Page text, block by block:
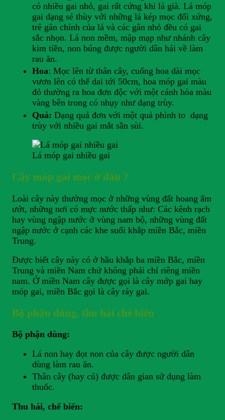
có nhiều gai nhỏ, gai rất cứng khi lá già. Lá móp
gai dạng sẻ thùy với những lá kép mọc đối xứng,
trê gân chính của lá và các gân nhỏ đều có gai
sắc nhọn. Lá non mềm, mập mạp như nhánh cây
kim tiền, non búng được người dân hái về làm
rau ăn.
Hoa: Mọc lên từ thân cây, cuống hoa dài mọc
vươn lên có thể dai tới 50cm, hoa móp gai màu
đỏ thường ra hoa đơn độc với một cánh hòa màu
vàng bên trong có nhụy như dạng trùy.
Quả: Dạng quả đơn với một quả phình to dạng
trùy với nhiều gai mắt sần sùi.
Lá móp gai nhiều gai
Cây móp gai mọc ở đâu ?
Loài cây này thường mọc ở những vùng đất hoang ẩm
ướt, những nơi có mực nước thấp như: Các kênh rạch
hay vùng ngập nước ở vùng nam bộ, những vùng đất
ngập nước ở cạnh các khe suối khắp miền Bắc, miền
Trung.
Được biết cây này có ở hầu khắp ba miền Bắc, miền
Trung và miền Nam chứ không phải chỉ riêng miền
nam. Ở miền Nam cây được gọi là cây mớp gai hay
móp gai, miền Bắc gọi là cây ráy gai.
Bộ phận dùng, thu hái chế biến
Bộ phận dùng:
Lá non hay đọt non của cây được người dân
dùng làm rau ăn.
Thân cây (hay củ) được dân gian sử dụng làm
thuốc.
Thu hái, chế biến: